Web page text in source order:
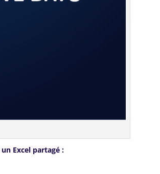
Excel partagé :